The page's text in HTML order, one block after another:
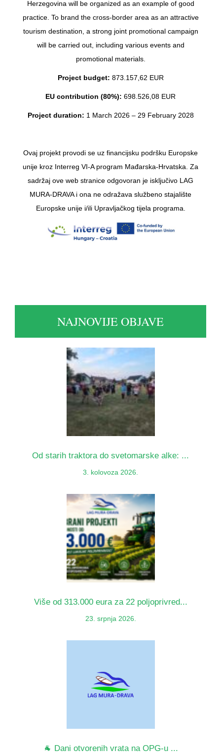
Herzegovina will be organized as an example of good
practice. To brand the cross-border area as an attractive
tourism destination, a strong joint promotional campaign
will be carried out, including various events and
promotional materials.
Project budget: 873.157,62 EUR
EU contribution (80%): 698.526,08 EUR
Project duration: 1 March 2026 – 29 February 2028
Ovaj projekt provodi se uz financijsku podršku Europske
unije kroz Interreg VI-A program Mađarska-Hrvatska. Za
sadržaj ove web stranice odgovoran je isključivo LAG
MURA-DRAVA i ona ne odražava službeno stajalište
Europske unije i/ili Upravljačkog tijela programa.
NAJNOVIJE OBJAVE
Od starih traktora do svetomarske alke: ...
3. kolovoza 2026.
Više od 313.000 eura za 22 poljoprivred...
23. srpnja 2026.
🐐 Dani otvorenih vrata na OPG-u ...